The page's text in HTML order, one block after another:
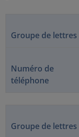
Groupe de lettres
Numéro de
téléphone
Groupe de lettres